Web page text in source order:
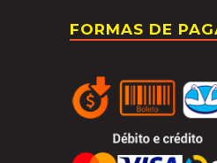
FORMAS DE